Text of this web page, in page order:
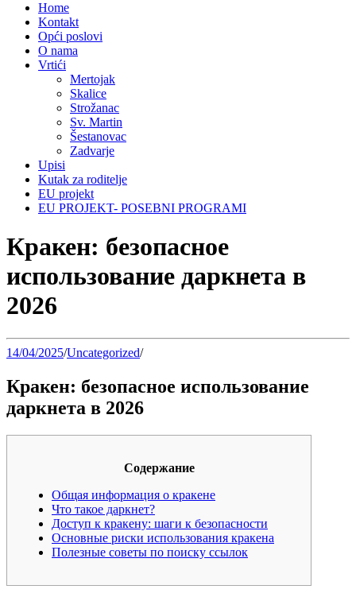
Home
Kontakt
Opći poslovi
O nama
Vrtići
Mertojak
Skalice
Strožanac
Sv. Martin
Šestanovac
Zadvarje
Upisi
Kutak za roditelje
EU projekt
EU PROJEKT- POSEBNI PROGRAMI
Кракен: безопасное
использование даркнета в
2026
14/04/2025/Uncategorized/
Кракен: безопасное использование
даркнета в 2026
Содержание
Общая информация о кракене
Что такое даркнет?
Доступ к кракену: шаги к безопасности
Основные риски использования кракена
Полезные советы по поиску ссылок